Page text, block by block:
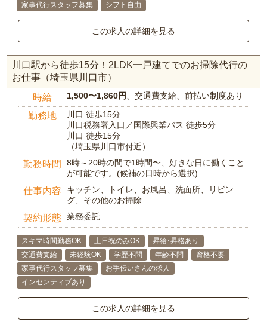
家事代行スタッフ募集
シフト自由
この求人の詳細を見る
川口駅から徒歩15分！2LDK一戸建てでのお掃除代行の
お仕事（埼玉県川口市）
時給 1,500〜1,860円 、交通費支給、前払い制度あり
勤務地
川口 徒歩15分
川口税務署入口／国際興業バス 徒歩5分
川口 徒歩15分
（埼玉県川口市付近）
勤務時間
8時～20時の間で1時間〜、好きな日に働くこと
が可能です。(候補の日時から選択)
仕事内容
キッチン、トイレ、お風呂、洗面所、リビン
グ、その他のお掃除
契約形態 業務委託
スキマ時間勤務OK 土日祝のみOK
昇給･昇格あり
交通費支給
未経験OK 学歴不問 年齢不問
資格不要
家事代行スタッフ募集
お手伝いさんの求人
インセンティブあり
この求人の詳細を見る